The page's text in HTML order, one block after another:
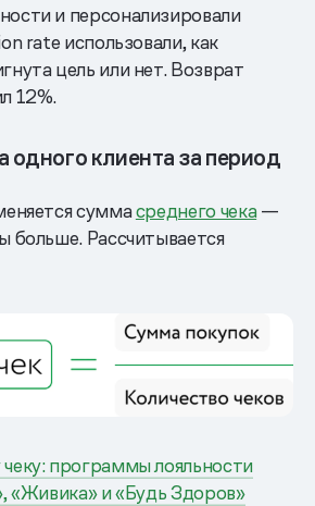
и персонализировали
rate использовали, как
цель или нет. Возврат
12%.
одного клиента за период
суммасреднего чека—
больше. Рассчитывается
программы лояльности
«Живика» и «Будь Здоров»